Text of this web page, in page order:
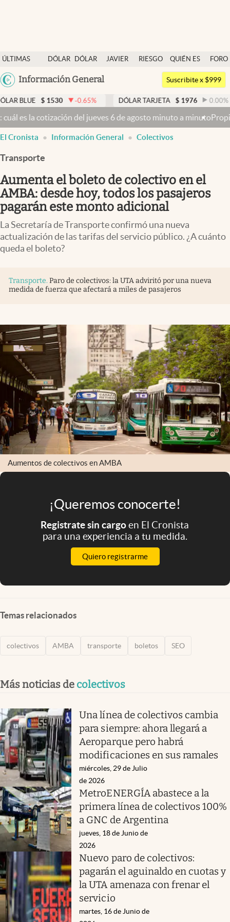
ÚLTIMAS
NOTICIAS
DÓLAR
DÓLAR
JAVIER
RIESGO
QUIÉN ES
QUIÉN
FORO
Argentina
México
Información General
Dólar
Members
Economía y Política
Finanzas y Mercados
Mercados Online
Negocios
Columnistas
Otras secciones
Infotechnology
El Cronista Studio
Mediakit
abre en nueva pestaña
Argentina
Suscribite x $999
1530 -0.65% DÓLAR TARJETA $ 1976 0.00%
6 de agosto minuto a minutoPropiedad privada: mientras
El Cronista Información General Colectivos
Transporte
Aumenta el boleto de colectivo en el
AMBA: desde hoy, todos los pasajeros
pagarán este monto adicional
La Secretaría de Transporte confirmó una nueva
actualización de las tarifas del servicio público. ¿A cuánto
queda el boleto?
Transporte. Paro de colectivos: la UTA adviritó por una nueva
medida de fuerza que afectará a miles de pasajeros
Aumentos de colectivos en AMBA
¡Queremos conocerte!
Registrate sin cargoen El Cronista
para una experiencia a tu medida.
Quiero registrarme
Temas relacionados
colectivos AMBA transporte boletos SEO
Más noticias de colectivos
Una línea de colectivos cambia
para siempre: ahora llegará a
Aeroparque pero habrá
modificaciones en sus ramales
miércoles, 29 de Julio
de 2026
MetroENERGÍA abastece a la
primera línea de colectivos 100%
a GNC de Argentina
jueves, 18 de Junio de
2026
Nuevo paro de colectivos:
pagarán el aguinaldo en cuotas y
la UTA amenaza con frenar el
servicio
martes, 16 de Junio de